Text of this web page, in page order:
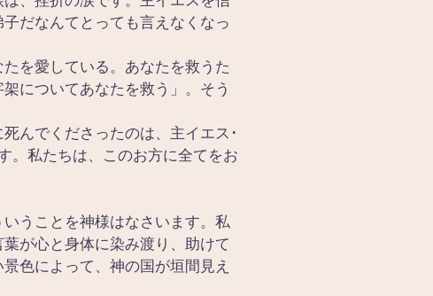
だなんてとっても言えなくなっ
を愛している。あなたを救うた
についてあなたを救う」。そう
んでくださったのは、主イエス･
。私たちは、このお方に全てをお
うことを神様はなさいます。私
が心と身体に染み渡り、助けて
色によって、神の国が垣間見え